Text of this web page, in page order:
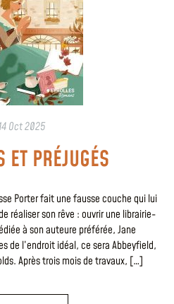
14 Oct 2025
ET PRÉJUGÉS
Porter fait une fausse couche qui lui
réaliser son rêve : ouvrir une librairie-
à son auteure préférée, Jane
de l’endroit idéal, ce sera Abbeyfield,
Après trois mois de travaux, […]